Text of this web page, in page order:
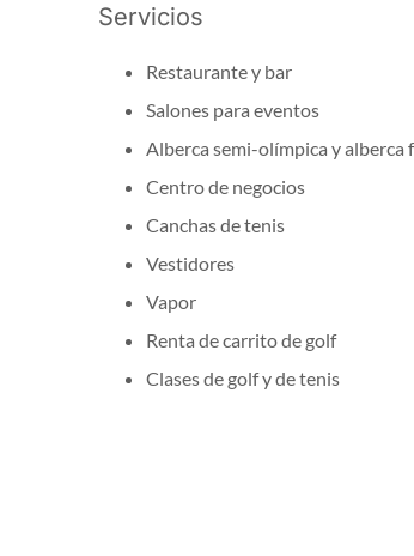
Servicios
Restaurante y bar
Salones para eventos
Alberca semi-olímpica y
Centro de negocios
Canchas de tenis
Vestidores
Vapor
Renta de carrito de golf
Clases de golf y de tenis